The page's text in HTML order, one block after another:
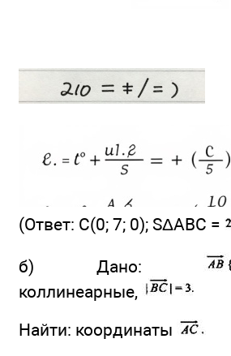
(Ответ: С(0; 7; 0); SΔABC =
б) Дано:
коллинеарные,
Найти: координаты